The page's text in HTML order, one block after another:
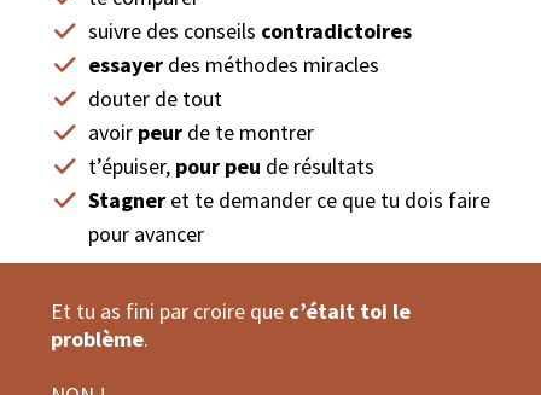
suivre des conseils contradictoires
essayer des méthodes miracles
douter de tout
avoir peur de te montrer
t’épuiser, pour peu de résultats
Stagner et te demander ce que tu dois faire
pour avancer
Et tu as fini par croire que c’était toi le
problème.